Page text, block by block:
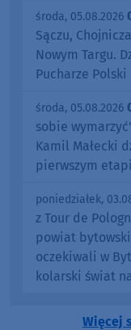
środa, 05.08.2026
Sączu,
Nowym Targu.
Pucharze Polski
środa, 05.08.2026
sobie
Kamil Małecki
pierwszym
poniedziałek,
z Tour de
powiat
oczekiwali w
kolarski świat
Więcej